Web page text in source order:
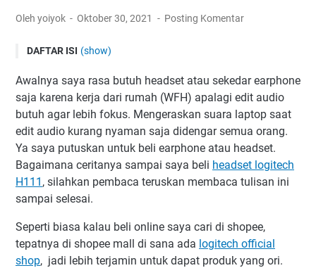
Oleh yoiyok Oktober 30, 2021 Posting Komentar
DAFTAR ISI (show)
Spesifikasi Headset Logitech H111
Kelebihan dan Kekurangan Headset Logitech H111
Kesimpulan
Awalnya saya rasa butuh headset atau sekedar earphone
saja karena kerja dari rumah (WFH) apalagi edit audio
butuh agar lebih fokus. Mengeraskan suara laptop saat
edit audio kurang nyaman saja didengar semua orang.
Ya saya putuskan untuk beli earphone atau headset.
Bagaimana ceritanya sampai saya beli headset logitech
H111 , silahkan pembaca teruskan membaca tulisan ini
sampai selesai.
Seperti biasa kalau beli online saya cari di shopee,
tepatnya di shopee mall di sana ada logitech official
shop, jadi lebih terjamin untuk dapat produk yang ori.